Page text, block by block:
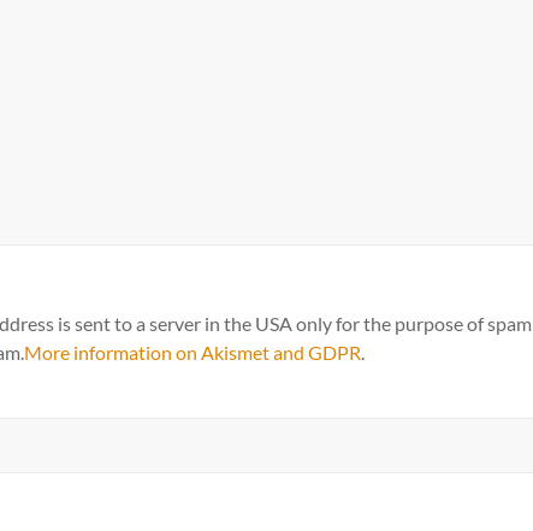
is sent to a server in the USA only for the purpose of spam
More information on Akismet and GDPR.